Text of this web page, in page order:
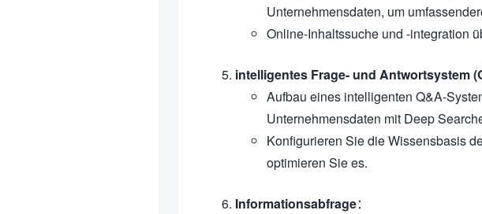
Unternehmensdaten, um
Online-Inhaltssuche und -integration
intelligentes Frage- und Antwortsystem
Aufbau eines intelligenten Q&A-
Unternehmensdaten mit Deep
Konfigurieren Sie die Wissensbasis
optimieren Sie es.
Informationsabfrage：